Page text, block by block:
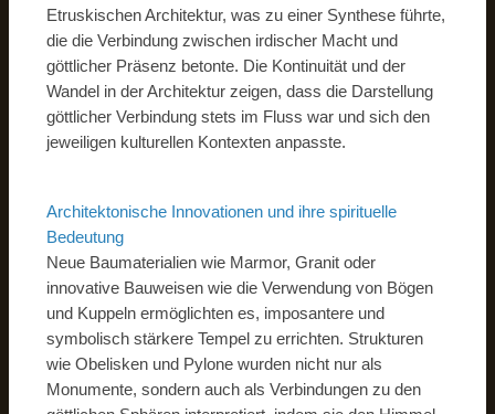
Etruskischen Architektur, was zu einer Synthese führte,
die die Verbindung zwischen irdischer Macht und
göttlicher Präsenz betonte. Die Kontinuität und der
Wandel in der Architektur zeigen, dass die Darstellung
göttlicher Verbindung stets im Fluss war und sich den
jeweiligen kulturellen Kontexten anpasste.
Architektonische Innovationen und ihre spirituelle
Bedeutung
Neue Baumaterialien wie Marmor, Granit oder
innovative Bauweisen wie die Verwendung von Bögen
und Kuppeln ermöglichten es, imposantere und
symbolisch stärkere Tempel zu errichten. Strukturen
wie Obelisken und Pylone wurden nicht nur als
Monumente, sondern auch als Verbindungen zu den